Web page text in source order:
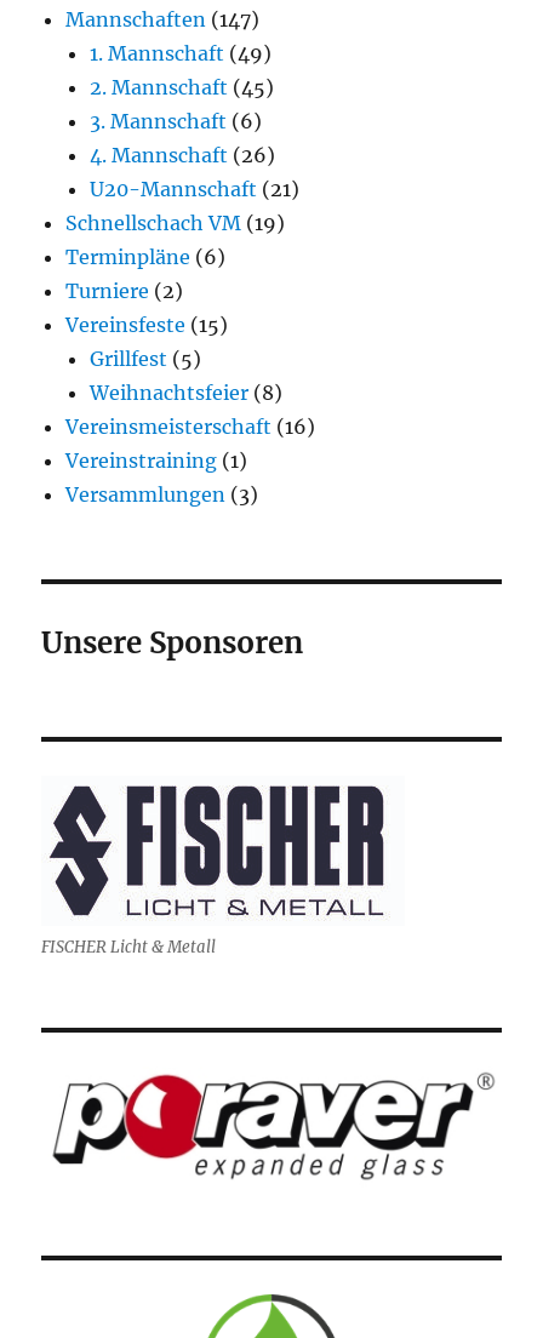
Mannschaften (147)
1. Mannschaft (49)
2. Mannschaft (45)
3. Mannschaft (6)
4. Mannschaft (26)
U20-Mannschaft (21)
Schnellschach VM (19)
Terminpläne (6)
Turniere (2)
Vereinsfeste (15)
Grillfest (5)
Weihnachtsfeier (8)
Vereinsmeisterschaft (16)
Vereinstraining (1)
Versammlungen (3)
Unsere Sponsoren
FISCHER Licht & Metall